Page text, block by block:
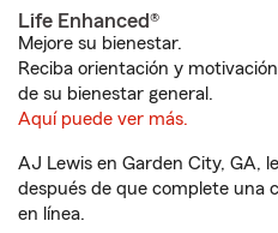
Life Enhanced®
Mejore su bienestar.
Reciba orientación y
de su bienestar general.
Aquí puede ver más.
AJ Lewis en Garden City, GA,
después de que complete una
en línea.